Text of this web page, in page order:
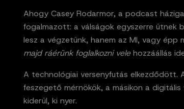
Ahogy Casey Rodarmor, a podcast
fogalmazott: a válságok egyszerre ütnek
lesz a végzetünk, hanem az MI, vagy
majd ráérünk foglalkozni velehozzáállás
A technológiai versenyfutás elkezdődött.
feszegető mérnökök, a másikon a
kiderül, ki nyer.